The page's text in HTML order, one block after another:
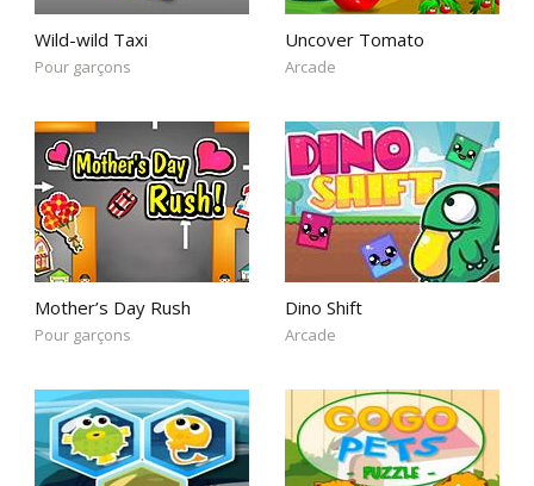
Wild-wild Taxi
Pour garçons
Uncover Tomato
Arcade
Mother’s Day Rush
Pour garçons
Dino Shift
Arcade